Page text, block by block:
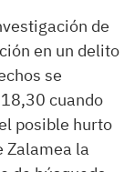
de
en un delito
se
cuando
posible hurto
Zalamea la